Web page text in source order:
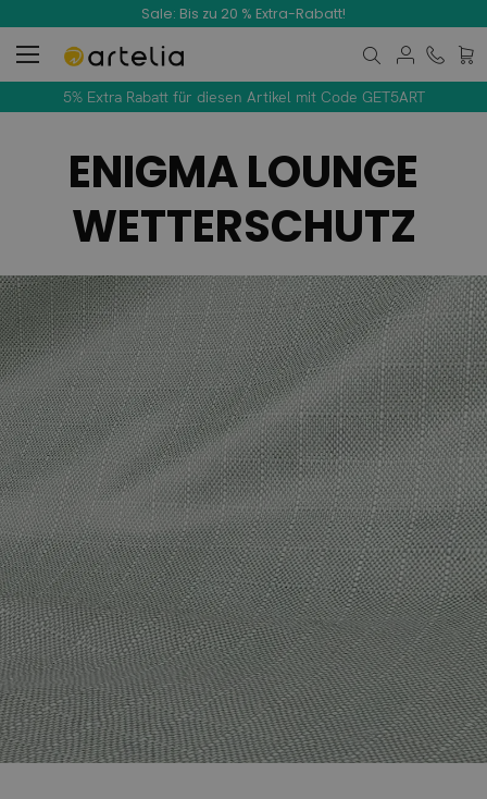
Sale: Bis zu 20 % Extra-Rabatt!
Mein
5% Extra Rabatt für diesen Artikel mit Code GET5ART
ENIGMA LOUNGE
WETTERSCHUTZ